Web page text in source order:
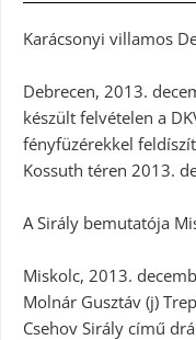
Karácsonyi villamos
Debrecen, 2013.
készült felvételen a
fényfüzérekkel
Kossuth téren 2013.
A Sirály bemutatója
Miskolc, 2013.
Molnár Gusztáv (j)
Csehov Sirály című